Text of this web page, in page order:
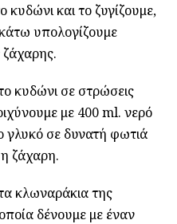
κυδώνι και το ζυγίζουμε,
υπολογίζουμε
κυδώνι σε στρώσεις
με 400 ml. νερό
γλυκό σε δυνατή φωτιά
η ζάχαρη.
κλωναράκια της
δένουμε με έναν